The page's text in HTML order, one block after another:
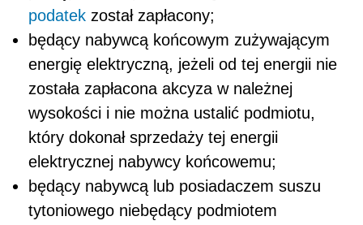
podatek został zapłacony;
będący nabywcą końcowym zużywającym
energię elektryczną, jeżeli od tej energii nie
została zapłacona akcyza w należnej
wysokości i nie można ustalić podmiotu,
który dokonał sprzedaży tej energii
elektrycznej nabywcy końcowemu;
będący nabywcą lub posiadaczem suszu
tytoniowego niebędący podmiotem